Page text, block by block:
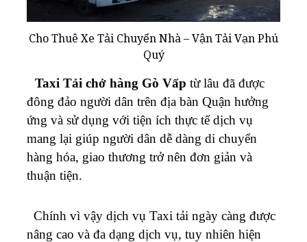
Cho Thuê Xe Tải Chuyển Nhà – Vận Tải Vạn Phú
Quý
Taxi Tải chở hàng Gò Vấp từ lâu đã được
đông đảo người dân trên địa bàn Quận hưởng
ứng và sử dụng với tiện ích thực tế dịch vụ
mang lại giúp người dân dễ dàng di chuyển
hàng hóa, giao thương trở nên đơn giản và
thuận tiện.
Chính vì vậy dịch vụ Taxi tải ngày càng được
nâng cao và đa dạng dịch vụ, tuy nhiên hiện